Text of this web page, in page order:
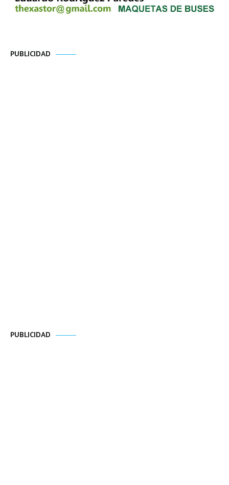
PUBLICIDAD
PUBLICIDAD